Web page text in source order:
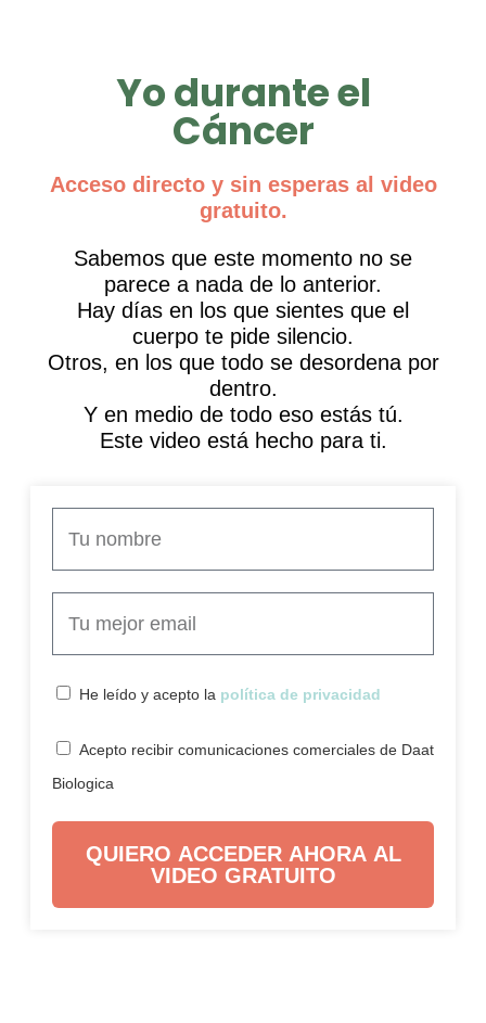
Yo durante el
Cáncer
Acceso directo y sin esperas al video
gratuito.
Sabemos que este momento no se
parece a nada de lo anterior.
Hay días en los que sientes que el
cuerpo te pide silencio.
Otros, en los que todo se desordena por
dentro.
Y en medio de todo eso estás tú.
Este video está hecho para ti.
He leído y acepto la política de privacidad
Acepto recibir comunicaciones comerciales de Daat
Biologica
QUIERO ACCEDER AHORA AL
VIDEO GRATUITO